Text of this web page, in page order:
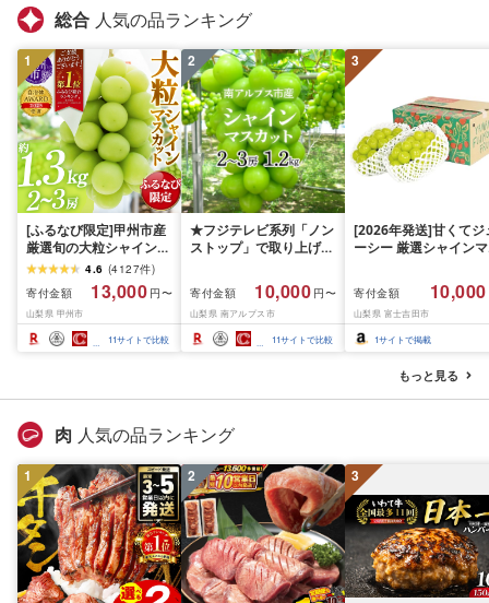
総合 人気の品ランキング
1
[ふるなび限定]甲州市産
厳選旬の大粒シャインマ
スカット 約1.3kg 2〜3
房[2026年発送]
(MG)B12-472 FN-
Limited-VO シャインマ
スカット フルーツ
4.6 (4127件)
寄付金額
13,000 円〜
山梨県 甲州市
11サイトで比較
2
★フジテレビ系列「ノン
ストップ」で取り上げら
先行予約]南アルプス市
産シャインマスカット
1.2kg以上(2〜3房)ふる
さと納税 おすすめ 山梨
県 南アルプス市 送料無
寄付金額 10,000 円〜
山梨県 南アルプス市
11サイトで比較
3
[2026年発送]甘くてジ
ーシー 厳選シャインマ
月前半(1〜15日)から
月下旬までの発送) フ
ーツ ぶどう 果物 山梨
産 2026 旬 大粒 高級
寄付金額 10,000
山梨県 富士吉田市
1サイトで掲載
もっと見る
肉 人気の品ランキング
1 2 3